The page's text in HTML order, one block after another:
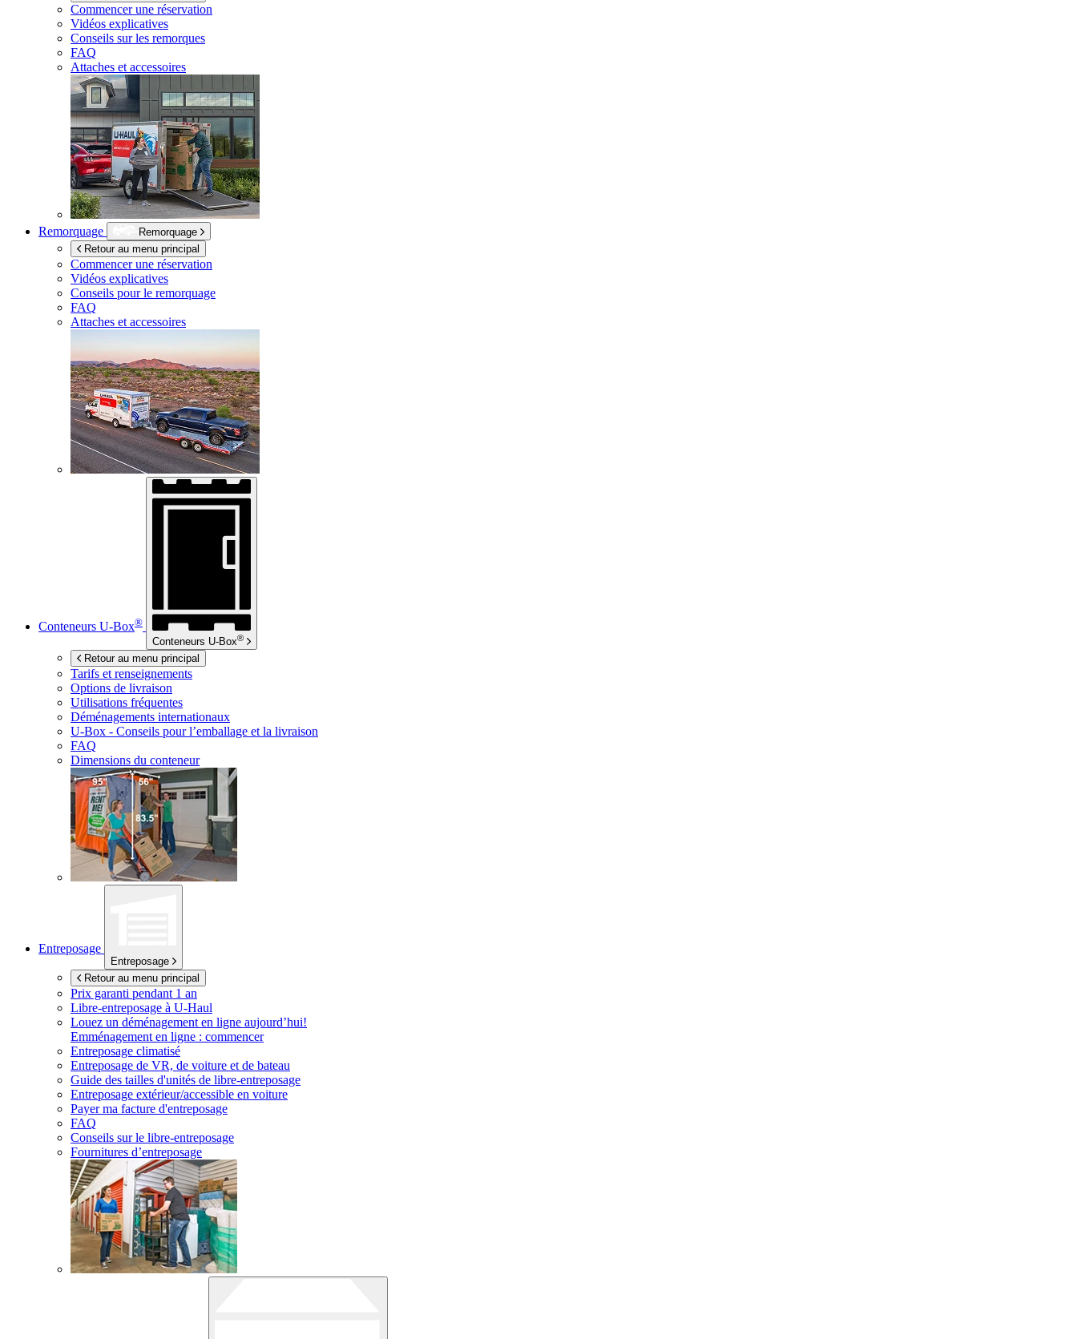
Commencer une réservation
Vidéos explicatives
Conseils sur les remorques
FAQ
Attaches et accessoires
Remorquage
Remorquage
Retour au menu principal
Commencer une réservation
Vidéos explicatives
Conseils pour le remorquage
FAQ
Attaches et accessoires
Conteneurs U-Box®
Conteneurs U-Box®
Retour au menu principal
Tarifs et renseignements
Options de livraison
Utilisations fréquentes
Déménagements internationaux
U-Box - Conseils pour l’emballage et la livraison
FAQ
Dimensions du conteneur
Entreposage
Entreposage
Retour au menu principal
Prix garanti pendant 1 an
Libre-entreposage à U-Haul
Louez un déménagement en ligne aujourd’hui!
Emménagement en ligne : commencer
Entreposage climatisé
Entreposage de VR, de voiture et de bateau
Guide des tailles d'unités de libre-entreposage
Entreposage extérieur/accessible en voiture
Payer ma facture d'entreposage
FAQ
Conseils sur le libre-entreposage
Fournitures d’entreposage